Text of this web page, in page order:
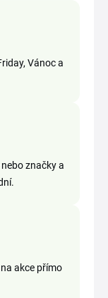
Vánoc a
značky a
akce přímo